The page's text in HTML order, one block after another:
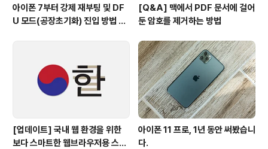
아이폰 7부터 강제 재부팅 및 DF
U 모드(공장초기화) 진입 방법 변
[Q&A] 맥에서 PDF 문서에 걸어
둔 암호를 제거하는 방법
[업데이트] 국내 웹 환경을 위한
보다 스마트한 웹브라우저용 스타
아이폰 11 프로, 1년 동안 써봤습니
다.